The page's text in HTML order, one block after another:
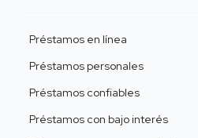
Préstamos en línea
Préstamos personales
Préstamos confiables
Préstamos con bajo interés